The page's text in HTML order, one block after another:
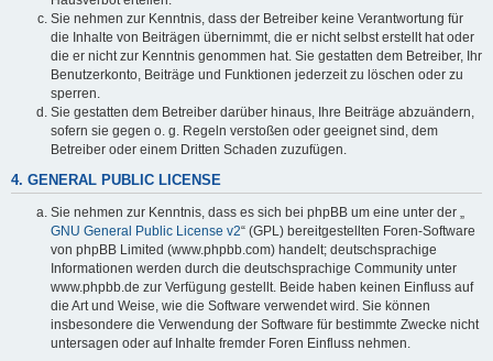
Sie nehmen zur Kenntnis, dass der Betreiber keine Verantwortung für
die Inhalte von Beiträgen übernimmt, die er nicht selbst erstellt hat oder
die er nicht zur Kenntnis genommen hat. Sie gestatten dem Betreiber, Ihr
Benutzerkonto, Beiträge und Funktionen jederzeit zu löschen oder zu
sperren.
Sie gestatten dem Betreiber darüber hinaus, Ihre Beiträge abzuändern,
sofern sie gegen o. g. Regeln verstoßen oder geeignet sind, dem
Betreiber oder einem Dritten Schaden zuzufügen.
4. GENERAL PUBLIC LICENSE
Sie nehmen zur Kenntnis, dass es sich bei phpBB um eine unter der „
GNU General Public License v2“ (GPL) bereitgestellten Foren-Software
von phpBB Limited (www.phpbb.com) handelt; deutschsprachige
Informationen werden durch die deutschsprachige Community unter
www.phpbb.de zur Verfügung gestellt. Beide haben keinen Einfluss auf
die Art und Weise, wie die Software verwendet wird. Sie können
insbesondere die Verwendung der Software für bestimmte Zwecke nicht
untersagen oder auf Inhalte fremder Foren Einfluss nehmen.